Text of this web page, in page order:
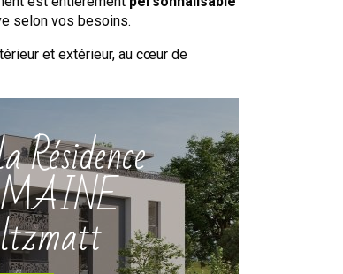
selon vos besoins.
et extérieur, au cœur de